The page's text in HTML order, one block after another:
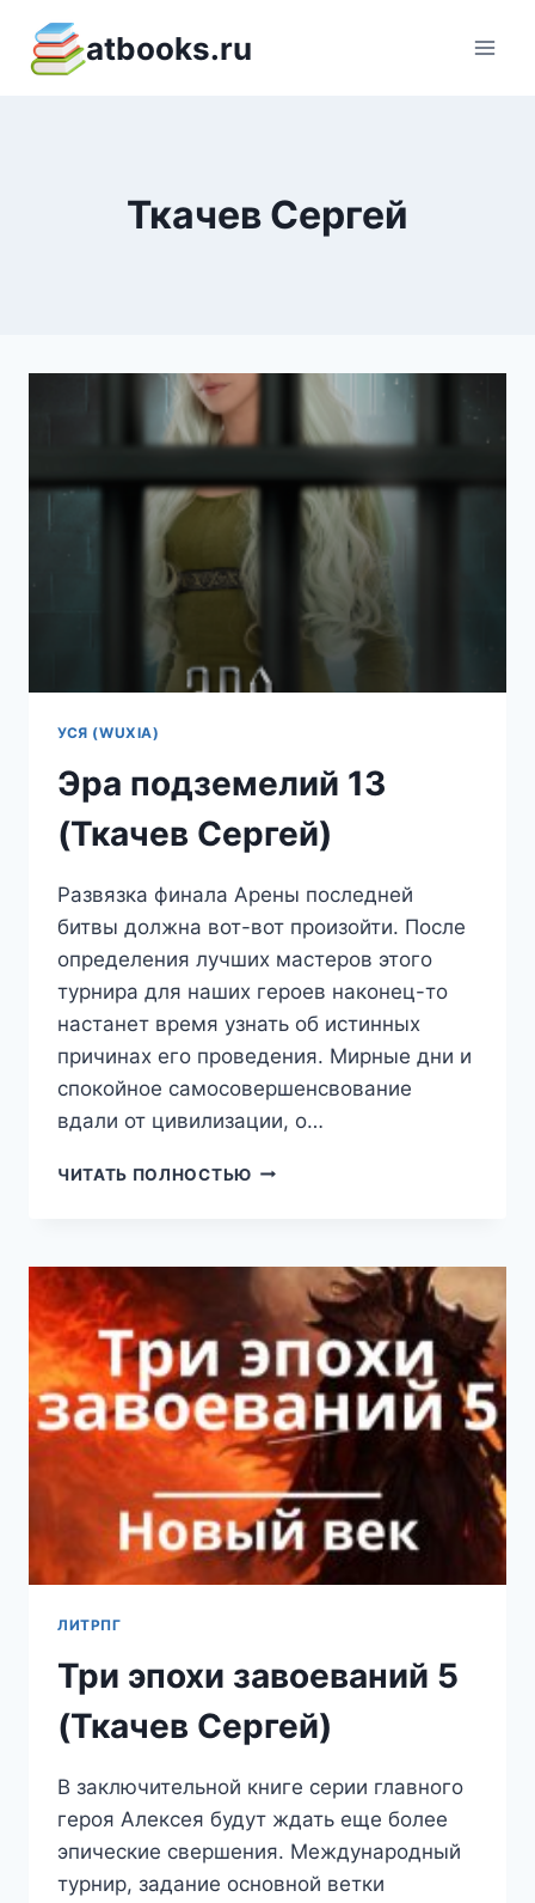
содержимому
atbooks.ru
Ткачев Сергей
УСЯ (WUXIA)
Эра подземелий 13
(Ткачев Сергей)
Развязка финала Арены последней
битвы должна вот-вот произойти. После
определения лучших мастеров этого
турнира для наших героев наконец-то
настанет время узнать об истинных
причинах его проведения. Мирные дни и
спокойное самосовершенсвование
вдали от цивилизации, о…
ЧИТАТЬ ПОЛНОСТЬЮ ЭРА
СЕРГЕЙ)
ЛИТРПГ
Три эпохи завоеваний 5
(Ткачев Сергей)
В заключительной книге серии главного
героя Алексея будут ждать еще более
эпические свершения. Международный
турнир, задание основной ветки